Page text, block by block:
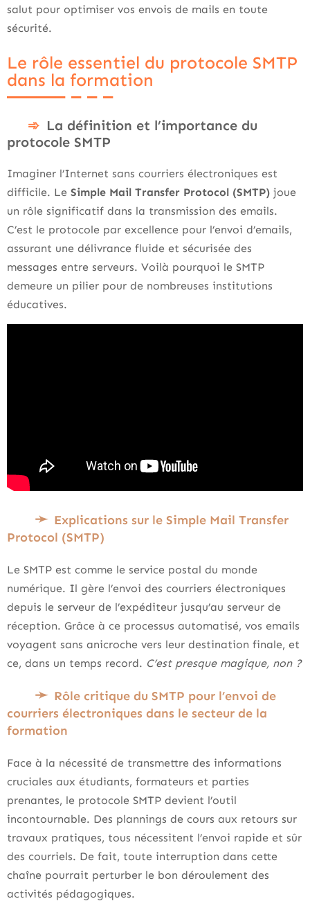
salut pour optimiser vos envois de mails en toute
sécurité.
Le rôle essentiel du protocole SMTP
dans la formation
La définition et l’importance du
protocole SMTP
Imaginer l’Internet sans courriers électroniques est
difficile. Le Simple Mail Transfer Protocol (SMTP) joue
un rôle significatif dans la transmission des emails.
C’est le protocole par excellence pour l’envoi d’emails,
assurant une délivrance fluide et sécurisée des
messages entre serveurs. Voilà pourquoi le SMTP
demeure un pilier pour de nombreuses institutions
éducatives.
Explications sur le Simple Mail Transfer
Protocol (SMTP)
Le SMTP est comme le service postal du monde
numérique. Il gère l’envoi des courriers électroniques
depuis le serveur de l’expéditeur jusqu’au serveur de
réception. Grâce à ce processus automatisé, vos emails
voyagent sans anicroche vers leur destination finale, et
ce, dans un temps record. C’est presque magique, non ?
Rôle critique du SMTP pour l’envoi de
courriers électroniques dans le secteur de la
formation
Face à la nécessité de transmettre des informations
cruciales aux étudiants, formateurs et parties
prenantes, le protocole SMTP devient l’outil
incontournable. Des plannings de cours aux retours sur
travaux pratiques, tous nécessitent l’envoi rapide et sûr
des courriels. De fait, toute interruption dans cette
chaîne pourrait perturber le bon déroulement des
activités pédagogiques.